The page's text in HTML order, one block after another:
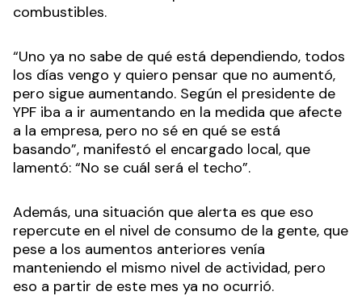
combustibles.
“Uno ya no sabe de qué está dependiendo, todos
los días vengo y quiero pensar que no aumentó,
pero sigue aumentando. Según el presidente de
YPF iba a ir aumentando en la medida que afecte
a la empresa, pero no sé en qué se está
basando”, manifestó el encargado local, que
lamentó: “No se cuál será el techo”.
Además, una situación que alerta es que eso
repercute en el nivel de consumo de la gente, que
pese a los aumentos anteriores venía
manteniendo el mismo nivel de actividad, pero
eso a partir de este mes ya no ocurrió.